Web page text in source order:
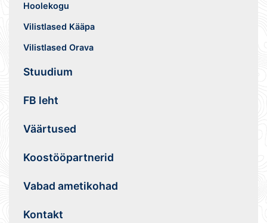
Hoolekogu
Vilistlased Kääpa
Vilistlased Orava
Stuudium
FB leht
Väärtused
Koostööpartnerid
Vabad ametikohad
Kontakt